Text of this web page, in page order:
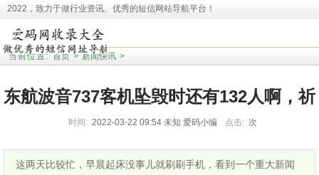
2022，致力于做行业资讯、优秀的短信网站导航平台！
本站收录相关网址皆来源于网络，欢迎广大用户反馈问题网站，本站将第一时间清
理！并且提醒大家！
当前位置:
首页 > 新闻快讯 >
东航波音737客机坠毁时还有132人啊，祈
时间: 2022-03-22 09:54 未知 爱码小编 点击: 次
这两天比较忙，早晨起床没事儿就刷刷手机，看到一个重大新闻